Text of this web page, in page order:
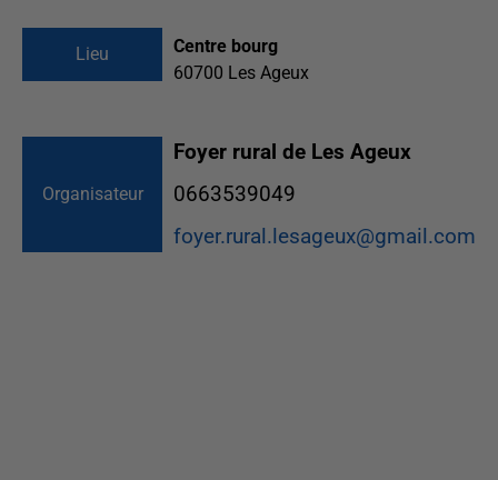
Lieu
Centre bourg
60700 Les Ageux
Organisateur
Foyer rural de Les Ageux
0663539049
foyer.rural.lesageux@gmail.com